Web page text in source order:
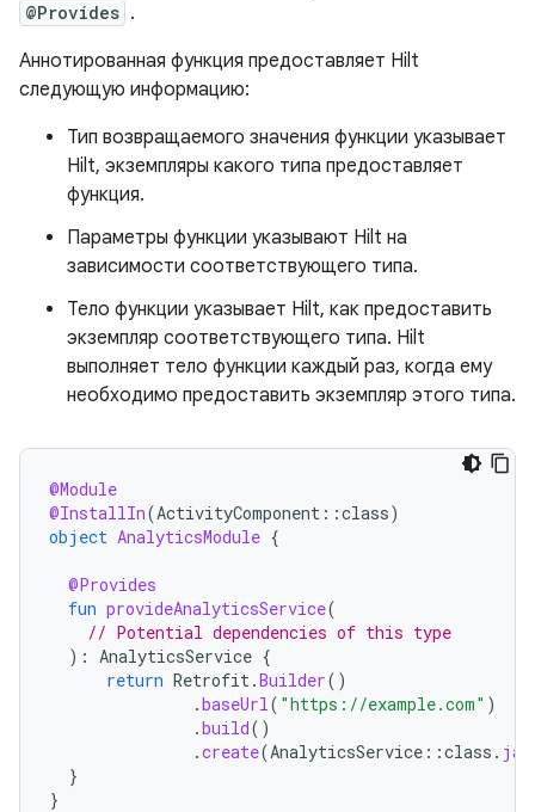
@Provides .
Аннотированная функция предоставляет Hilt
следующую информацию:
Тип возвращаемого значения функции указывает
Hilt, экземпляры какого типа предоставляет
функция.
Параметры функции указывают Hilt на
зависимости соответствующего типа.
Тело функции указывает Hilt, как предоставить
экземпляр соответствующего типа. Hilt
выполняет тело функции каждый раз, когда ему
необходимо предоставить экземпляр этого типа.
@Module
@InstallIn(ActivityComponent ::class)
object AnalyticsModule {
@Provides
fun provideAnalyticsService(
// Potential dependencies of this type
): AnalyticsService {
return Retrofit.Builder()
.baseUrl( "https://example.com" )
.build()
.create(AnalyticsService ::class .
}
}